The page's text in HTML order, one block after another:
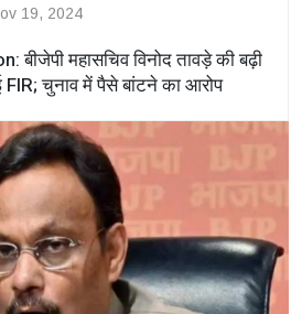
19, 2024
महासचिव विनोद तावड़े की बढ़ी
चुनाव में पैसे बांटने का आरोप